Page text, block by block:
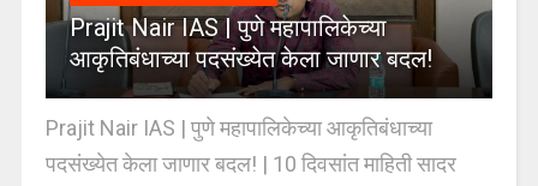
Prajit Nair IAS | पुणे महापालिकेच्या
आकृतिबंधाच्या पदसंख्येत केला जाणार बदल!
Prajit Nair IAS | पुणे महापालिकेच्या आकृतिबंधाच्या
पदसंख्येत केला जाणार बदल! | 10 दिवसांत माहिती सादर